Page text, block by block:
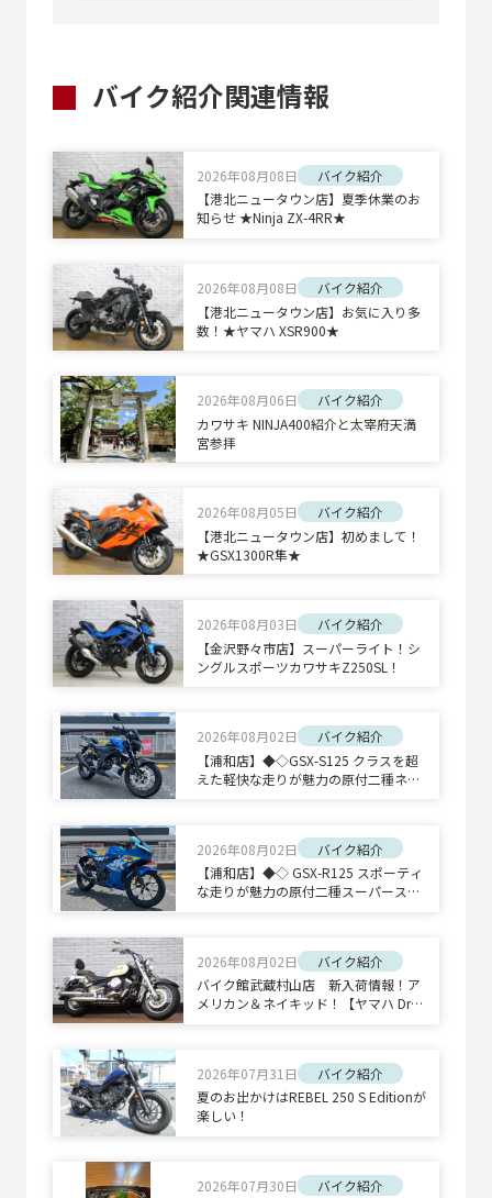
バイク紹介関連情報
2026年08月08日
バイク紹介
【港北ニュータウン店】夏季休業のお
知らせ ★Ninja ZX-4RR★
2026年08月08日
バイク紹介
【港北ニュータウン店】お気に入り多
数！★ヤマハ XSR900★
2026年08月06日
バイク紹介
カワサキ NINJA400紹介と太宰府天満
宮参拝
2026年08月05日
バイク紹介
【港北ニュータウン店】初めまして！
★GSX1300R隼★
2026年08月03日
バイク紹介
【金沢野々市店】スーパーライト！シ
ングルスポーツカワサキZ250SL！
2026年08月02日
バイク紹介
【浦和店】◆◇GSX-S125 クラスを超
えた軽快な走りが魅力の原付二種ネイ
2026年08月02日
バイク紹介
【浦和店】◆◇ GSX-R125 スポーティ
な走りが魅力の原付二種スーパースポ
2026年08月02日
バイク紹介
バイク館武蔵村山店 新入荷情報！ア
メリカン＆ネイキッド！【ヤマハ Drag
2026年07月31日
バイク紹介
夏のお出かけはREBEL 250 S Editionが
楽しい！
2026年07月30日 バイク紹介